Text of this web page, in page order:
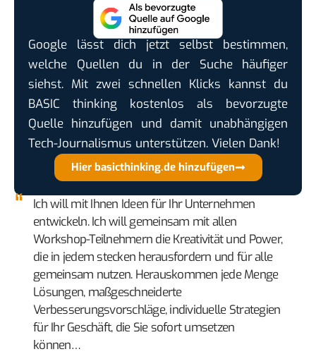
Google lässt dich jetzt selbst bestimmen,
welche Quellen du in der Suche häufiger
siehst. Mit zwei schnellen Klicks kannst du
BASIC thinking kostenlos als bevorzugte
Quelle hinzufügen und damit unabhängigen
Tech-Journalismus unterstützen. Vielen Dank!
Hier basicthinking.de hinzufügen
Ich will mit Ihnen Ideen für Ihr Unternehmen
entwickeln. Ich will gemeinsam mit allen
Workshop-Teilnehmern die Kreativität und Power,
die in jedem stecken herausfordern und für alle
gemeinsam nutzen. Herauskommen jede Menge
Lösungen, maßgeschneiderte
Verbesserungsvorschläge, individuelle Strategien
für Ihr Geschäft, die Sie sofort umsetzen
können…